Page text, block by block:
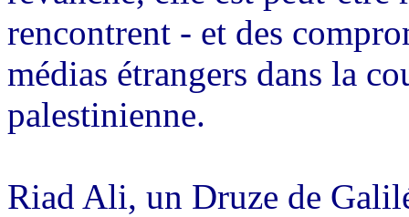
rencontrent - et des
médias étrangers dans la
palestinienne.
Riad Ali, un Druze de